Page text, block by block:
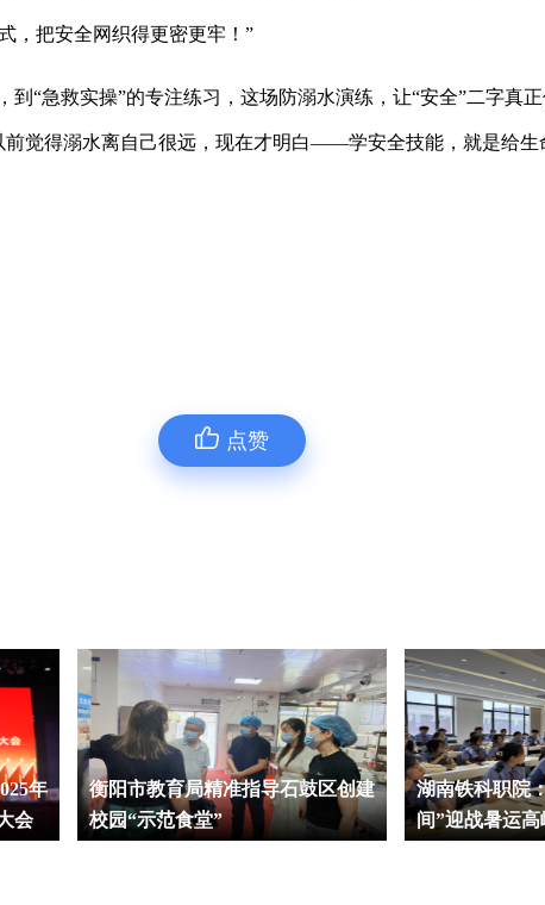
，把安全网织得更密更牢！”
到“急救实操”的专注练习，这场防溺水演练，让“安全”二字真
前觉得溺水离自己很远，现在才明白——学安全技能，就是给生
点赞
年
会
衡阳市教育局精准指导石鼓区创建
校园“示范食堂”
湖南铁科职院
间”迎战暑运高